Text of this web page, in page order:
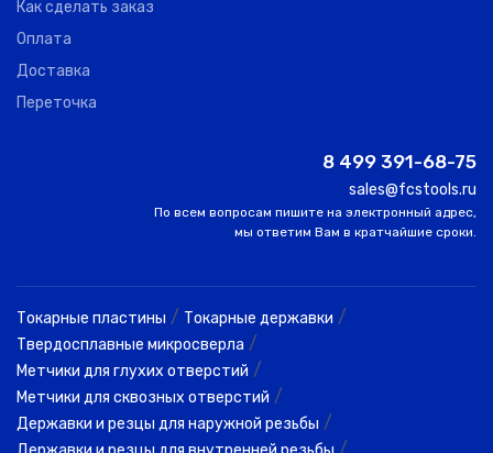
Как сделать заказ
Оплата
Доставка
Переточка
8 499 391-68-75
sales@fcstools.ru
По всем вопросам пишите на электронный адрес,
мы ответим Вам в кратчайшие сроки.
Токарные пластины / Токарные державки /
Твердосплавные микросверла /
Метчики для глухих отверстий /
Метчики для сквозных отверстий /
Державки и резцы для наружной резьбы /